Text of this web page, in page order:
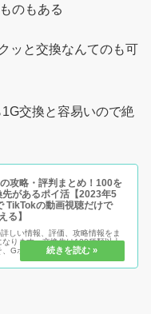
のもある
ッと交換なんてのも可
交換と容易いので絶
攻略・評判まとめ！100を
先があるポイ活【2023年5
TikTokの動画視聴だけで
る】
しい情報、評価、攻略情報をま
なります。交換先は120種類以上
Gポイントの交換先に困ること
でも十分稼げるポイント交換サイ
！